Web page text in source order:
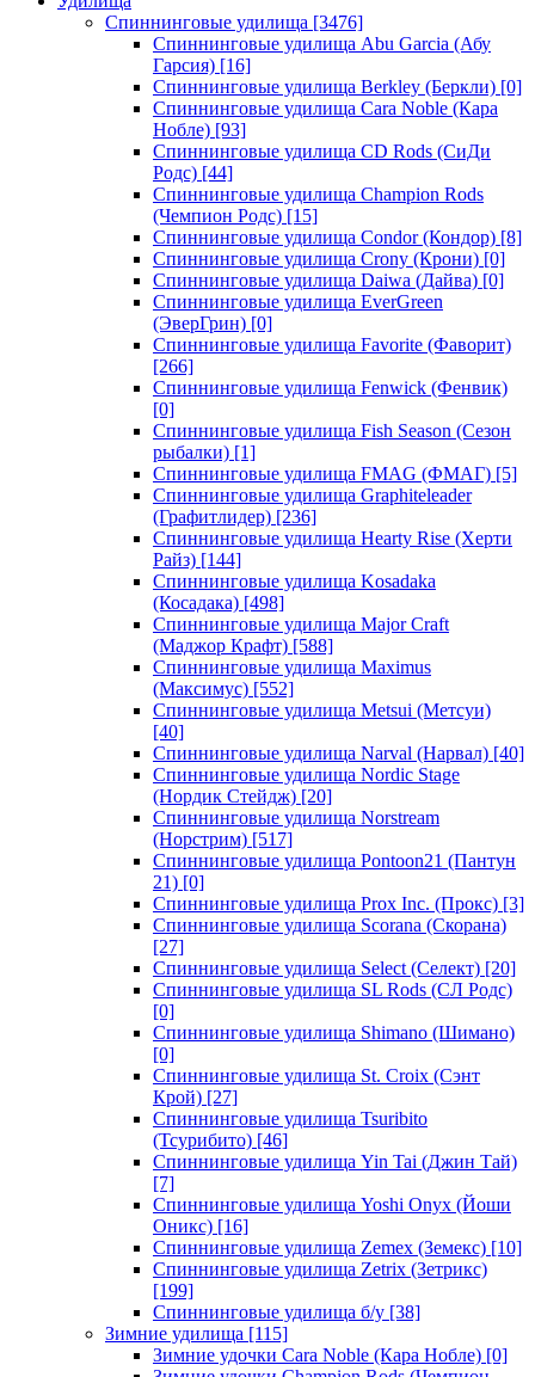
Спиннинговые удилища [3476]
Спиннинговые удилища Abu Garcia (Абу
Гарсия) [16]
Спиннинговые удилища Berkley (Беркли) [0]
Спиннинговые удилища Cara Noble (Кара
Нобле) [93]
Спиннинговые удилища CD Rods (СиДи
Родс) [44]
Спиннинговые удилища Champion Rods
(Чемпион Родс) [15]
Спиннинговые удилища Condor (Кондор) [8]
Спиннинговые удилища Crony (Крони) [0]
Спиннинговые удилища Daiwa (Дайва) [0]
Спиннинговые удилища EverGreen
(ЭверГрин) [0]
Спиннинговые удилища Favorite (Фаворит)
[266]
Спиннинговые удилища Fenwick (Фенвик)
[0]
Спиннинговые удилища Fish Season (Сезон
рыбалки) [1]
Спиннинговые удилища FMAG (ФМАГ) [5]
Спиннинговые удилища Graphiteleader
(Графитлидер) [236]
Спиннинговые удилища Hearty Rise (Херти
Райз) [144]
Спиннинговые удилища Kosadaka
(Косадака) [498]
Спиннинговые удилища Major Craft
(Маджор Крафт) [588]
Спиннинговые удилища Maximus
(Максимус) [552]
Спиннинговые удилища Metsui (Метсуи)
[40]
Спиннинговые удилища Narval (Нарвал) [40]
Спиннинговые удилища Nordic Stage
(Нордик Стейдж) [20]
Спиннинговые удилища Norstream
(Норстрим) [517]
Спиннинговые удилища Pontoon21 (Пантун
21) [0]
Спиннинговые удилища Prox Inc. (Прокс) [3]
Спиннинговые удилища Scorana (Скорана)
[27]
Спиннинговые удилища Select (Селект) [20]
Спиннинговые удилища SL Rods (СЛ Родс)
[0]
Спиннинговые удилища Shimano (Шимано)
[0]
Спиннинговые удилища St. Croix (Сэнт
Крой) [27]
Спиннинговые удилища Tsuribito
(Тсурибито) [46]
Спиннинговые удилища Yin Tai (Джин Тай)
[7]
Спиннинговые удилища Yoshi Onyx (Йоши
Оникс) [16]
Спиннинговые удилища Zemex (Земекс) [10]
Спиннинговые удилища Zetrix (Зетрикс)
[199]
Спиннинговые удилища б/у [38]
Зимние удилища [115]
Зимние удочки Cara Noble (Кара Нобле) [0]